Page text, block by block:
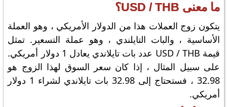
ما معنى USD / THB؟
يتكون زوج العملات هذا من الدولار الأمريكي ، وهو العملة
الأساسية ، والبات التايلندي ، وهو عملة التسعير. تمثل
قيمة USD / THB عدد بات تايلاندي يعادل 1 دولار أمريكي.
على سبيل المثال ، إذا كان سعر السوق لهذا الزوج هو
32.98 ، فستحتاج إلى 32.98 بات تايلاندي لشراء 1 دولار
أمريكي.